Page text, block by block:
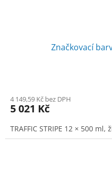
Značkovací
4 149,59 Kč bez DPH
5 021 Kč
TRAFFIC STRIPE 12 × 500 ml,